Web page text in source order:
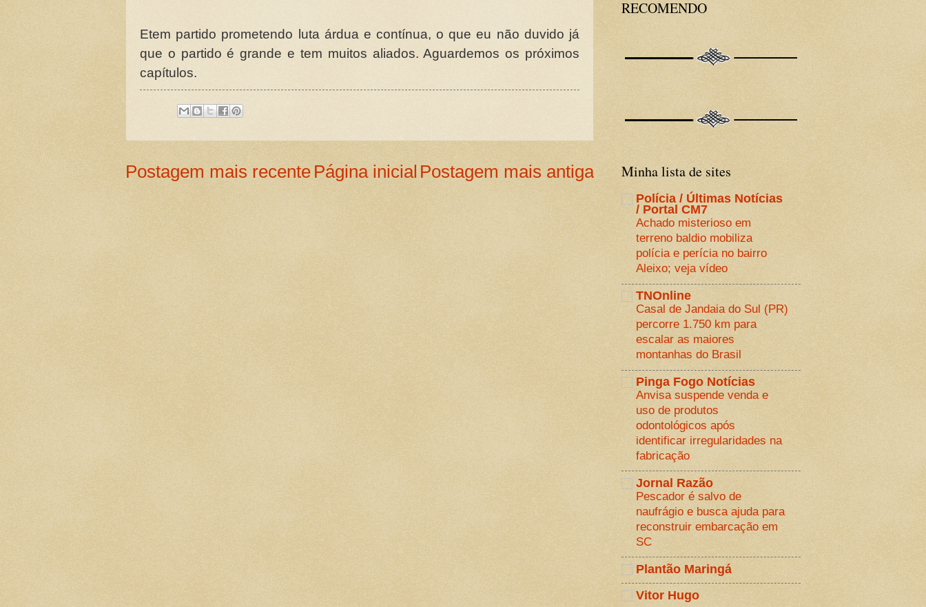
Etem partido prometendo luta árdua e contínua, o que eu não duvido já
que o partido é grande e tem muitos aliados. Aguardemos os próximos
capítulos.
Postagem mais recente Postagem mais antiga
Página inicial
RECOMENDO
Minha lista de sites
Polícia / Últimas Notícias
/ Portal CM7
Achado misterioso em
terreno baldio mobiliza
polícia e perícia no bairro
Aleixo; veja vídeo
TNOnline
Casal de Jandaia do Sul (PR)
percorre 1.750 km para
escalar as maiores
montanhas do Brasil
Pinga Fogo Notícias
Anvisa suspende venda e
uso de produtos
odontológicos após
identificar irregularidades na
fabricação
Jornal Razão
Pescador é salvo de
naufrágio e busca ajuda para
reconstruir embarcação em
SC
Plantão Maringá
Vitor Hugo